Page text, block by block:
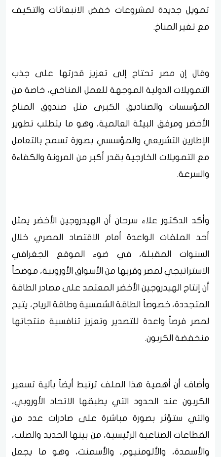
تمويل جديدة لمشروعات خفض الانبعاثات والتكيف
مع تغير المناخ.
وقال إن مصر تحتاج إلى تعزيز قدرتها على جذب
التمويلات الدولية الموجهة للعمل المناخي، خاصة من
المؤسسات والصناديق الكبرى مثل صندوق المناخ
الأخضر ومرفق البيئة العالمية، وهو ما يتطلب تطوير
الإطارين التشريعي والمؤسسي بصورة تسمح بالتعامل
مع التمويلات الخارجية بقدر أكبر من المرونة والكفاءة
والسرعة.
وأكد الدكتور علاء سرحان أن الهيدروجين الأخضر يمثل
أحد الملفات الواعدة أمام الاقتصاد المصري خلال
السنوات المقبلة، في ضوء الموقع الجغرافي
الاستراتيجي لمصر وقربها من الأسواق الأوروبية، موضحاً
أن إنتاج الهيدروجين الأخضر المعتمد على مصادر الطاقة
المتجددة، خصوصاً الطاقة الشمسية وطاقة الرياح، يتيح
لمصر فرصاً واعدة للتصدير وتعزيز تنافسية منتجاتها
منخفضة الكربون.
وأضاف أن أهمية هذا الملف ترتبط أيضاً بآلية تسعير
الكربون عند الحدود التي يطبقها الاتحاد الأوروبي،
والتي ستؤثر بصورة مباشرة على صادرات عدد من
القطاعات الصناعية الرئيسية، من بينها الحديد والصلب،
والأسمدة، والألومنيوم، والأسمنت، وهو ما يجعل